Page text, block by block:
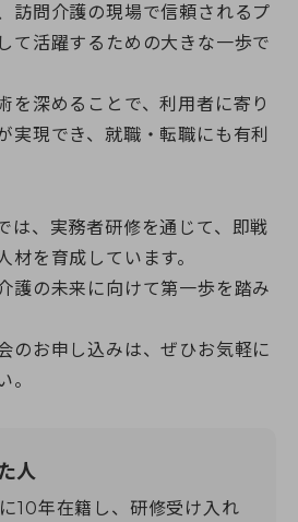
訪問介護の現場で信頼されるプ
て活躍するための大きな一歩で
を深めることで、利用者に寄り
実現でき、就職・転職にも有利
は、実務者研修を通じて、即戦
材を育成しています。
護の未来に向けて第一歩を踏み
のお申し込みは、ぜひお気軽に
。
人
10年在籍し、研修受け入れ